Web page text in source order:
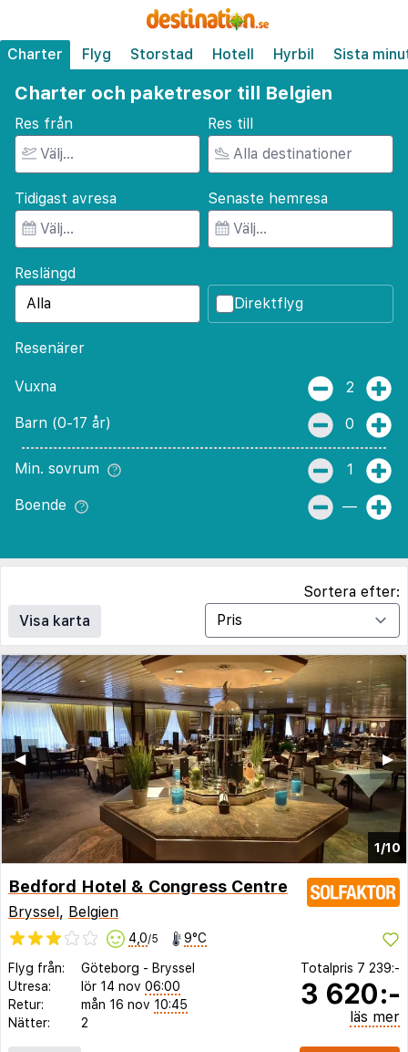
Charter Flyg Storstad Hotell Hyrbil Sista
Charter och paketresor till Belgien
Res från Res till
Tidigast avresa Senaste hemresa
Reslängd
Direktflyg
Resenärer
Vuxna 2
Barn (0-17 år) 0
Min. sovrum 1
Boende —
Visa karta
Sortera efter:
1/10
▶︎
◀︎
Bedford Hotel & Congress Centre
Bryssel, Belgien
4,0/5 9°C
Flyg från: Göteborg - Bryssel
Utresa:
lör 14 nov 06:00
Retur:
mån 16 nov 10:45
Nätter:
2
Totalpris 7 239:-
3 620:-
läs mer